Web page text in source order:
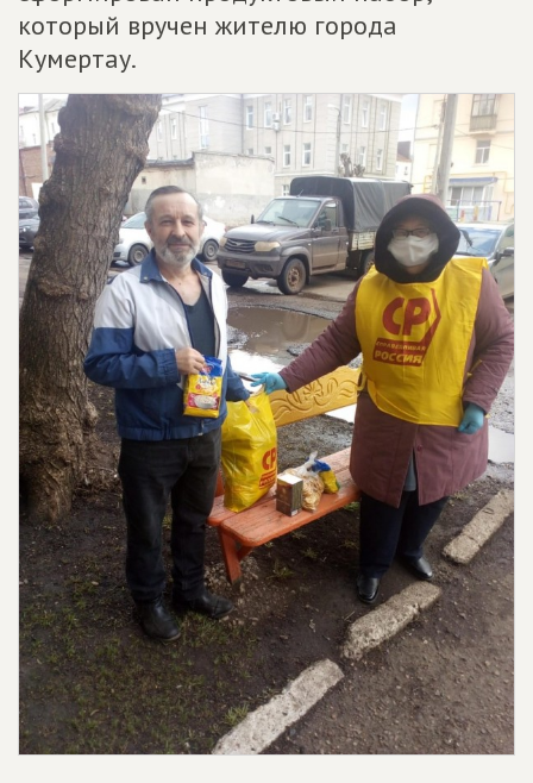
который вручен жителю города
Кумертау.